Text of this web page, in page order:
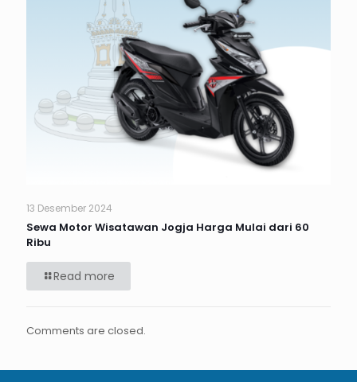
13 Desember 2024
Sewa Motor Wisatawan Jogja Harga Mulai dari 60
Ribu
Read more
Comments are closed.